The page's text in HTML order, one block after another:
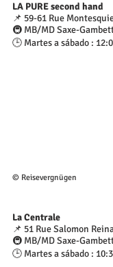
LA PURE second hand
📌 59-61 Rue
🚇 MB/MD Saxe-
🕒 Martes a sábado :
© Reisevergnügen
La Centrale
📌 51 Rue Salomon
🚇 MB/MD Saxe-
🕒 Martes a sábado :